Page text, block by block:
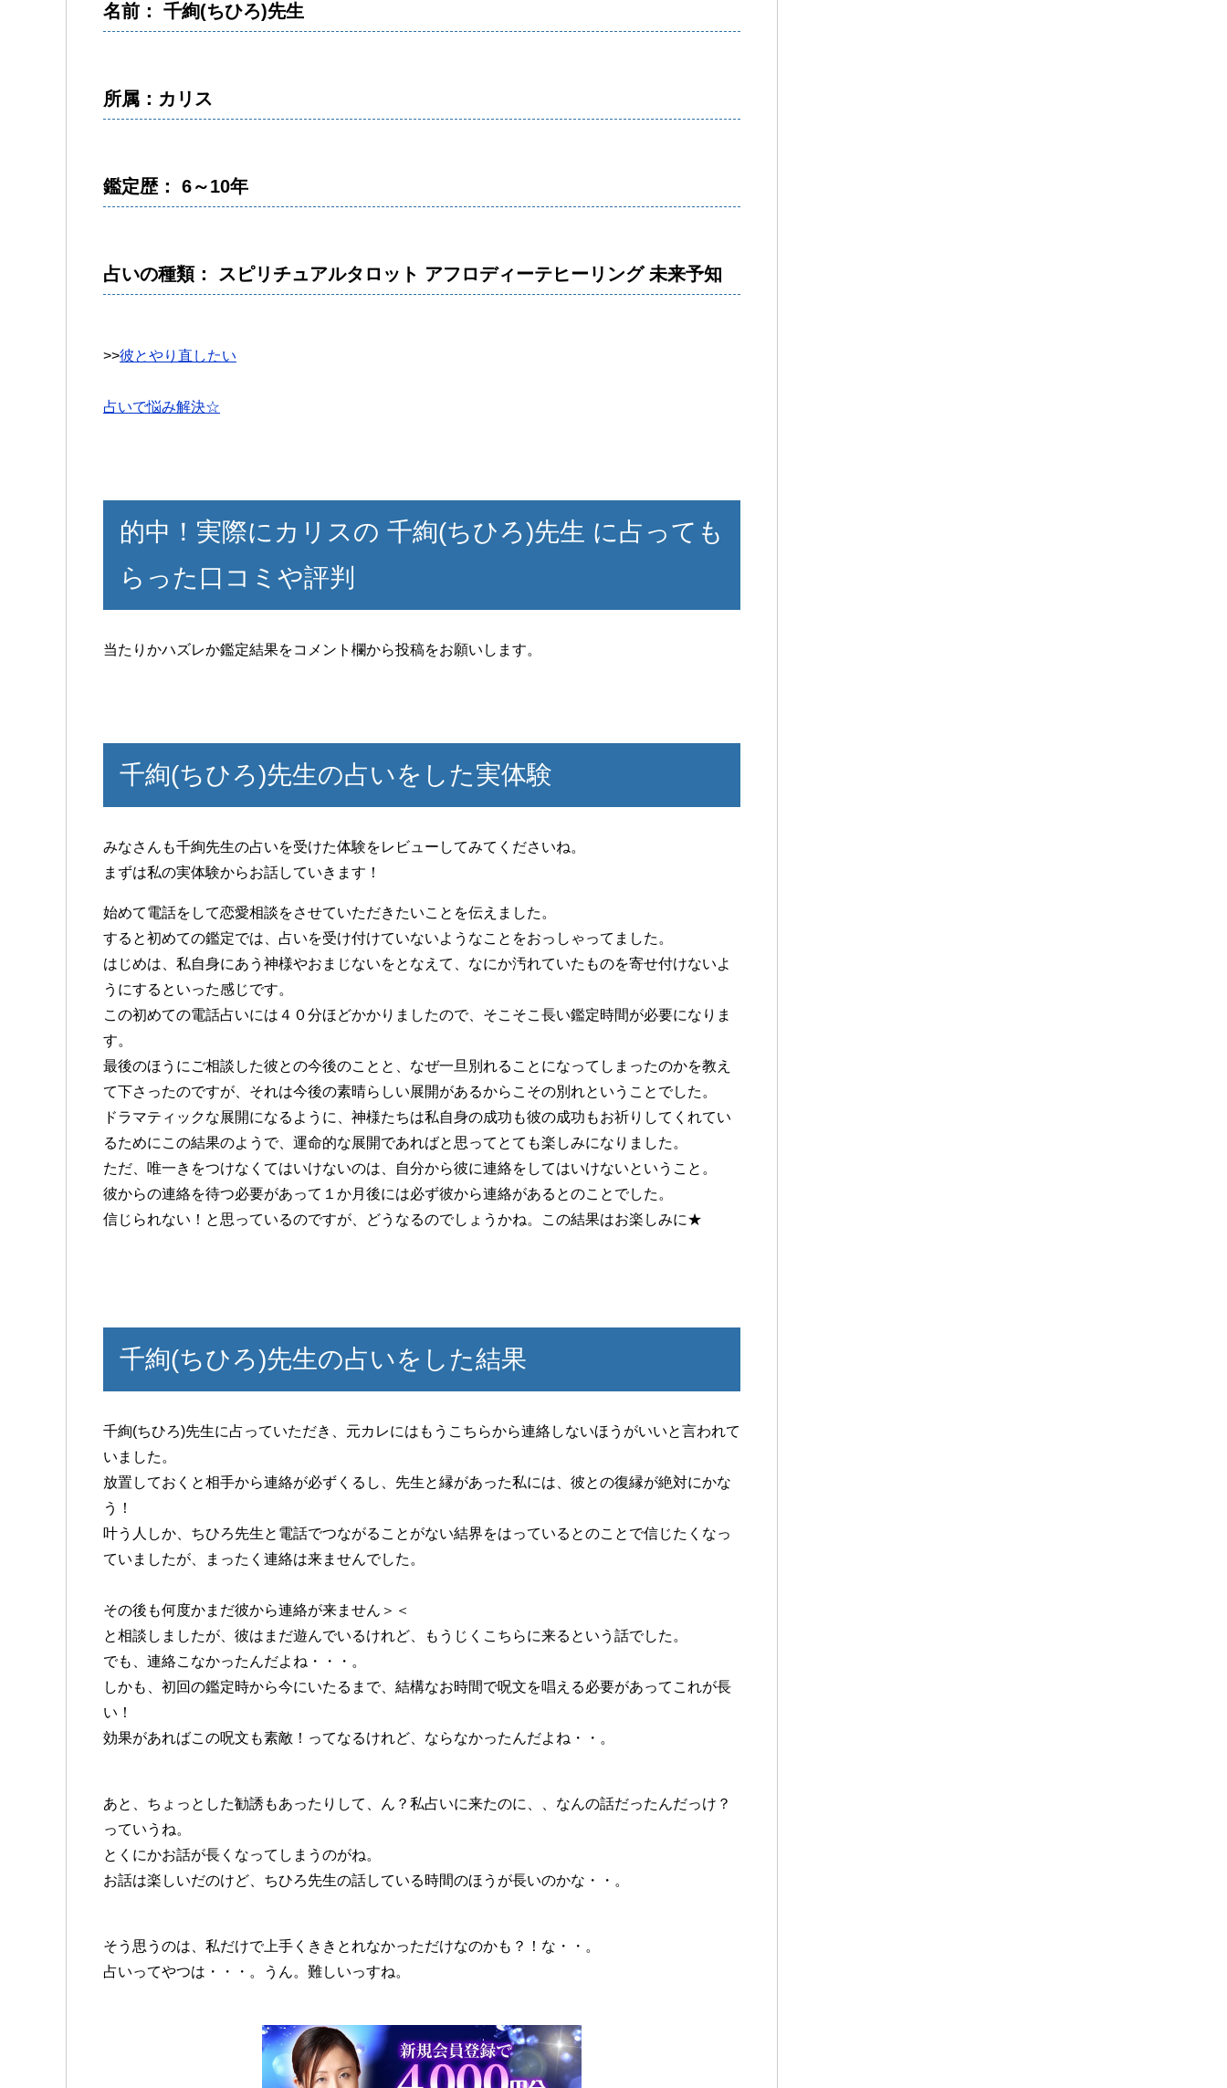
名前： 千絢(ちひろ)先生
所属：カリス
鑑定歴： 6～10年
占いの種類： スピリチュアルタロット アフロディーテヒーリング 未来予知
>>彼とやり直したい
占いで悩み解決☆
的中！実際にカリスの 千絢(ちひろ)先生 に占っても
らった口コミや評判
当たりかハズレか鑑定結果をコメント欄から投稿をお願いします。
千絢(ちひろ)先生の占いをした実体験
みなさんも千絢先生の占いを受けた体験をレビューしてみてくださいね。
まずは私の実体験からお話していきます！
始めて電話をして恋愛相談をさせていただきたいことを伝えました。
すると初めての鑑定では、占いを受け付けていないようなことをおっしゃってました。
はじめは、私自身にあう神様やおまじないをとなえて、なにか汚れていたものを寄せ付けないよ
うにするといった感じです。
この初めての電話占いには４０分ほどかかりましたので、そこそこ長い鑑定時間が必要になりま
す。
最後のほうにご相談した彼との今後のことと、なぜ一旦別れることになってしまったのかを教え
て下さったのですが、それは今後の素晴らしい展開があるからこその別れということでした。
ドラマティックな展開になるように、神様たちは私自身の成功も彼の成功もお祈りしてくれてい
るためにこの結果のようで、運命的な展開であればと思ってとても楽しみになりました。
ただ、唯一きをつけなくてはいけないのは、自分から彼に連絡をしてはいけないということ。
彼からの連絡を待つ必要があって１か月後には必ず彼から連絡があるとのことでした。
信じられない！と思っているのですが、どうなるのでしょうかね。この結果はお楽しみに★
千絢(ちひろ)先生の占いをした結果
千絢(ちひろ)先生に占っていただき、元カレにはもうこちらから連絡しないほうがいいと言われて
いました。
放置しておくと相手から連絡が必ずくるし、先生と縁があった私には、彼との復縁が絶対にかな
う！
叶う人しか、ちひろ先生と電話でつながることがない結界をはっているとのことで信じたくなっ
ていましたが、まったく連絡は来ませんでした。
その後も何度かまだ彼から連絡が来ません＞＜
と相談しましたが、彼はまだ遊んでいるけれど、もうじくこちらに来るという話でした。
でも、連絡こなかったんだよね・・・。
しかも、初回の鑑定時から今にいたるまで、結構なお時間で呪文を唱える必要があってこれが長
い！
効果があればこの呪文も素敵！ってなるけれど、ならなかったんだよね・・。
あと、ちょっとした勧誘もあったりして、ん？私占いに来たのに、、なんの話だったんだっけ？
っていうね。
とくにかお話が長くなってしまうのがね。
お話は楽しいだのけど、ちひろ先生の話している時間のほうが長いのかな・・。
そう思うのは、私だけで上手くききとれなかっただけなのかも？！な・・。
占いってやつは・・・。うん。難しいっすね。